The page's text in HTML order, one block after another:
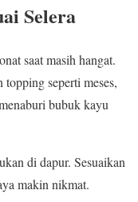
Selera
saat masih hangat.
seperti meses,
bubuk kayu
di dapur. Sesuaikan
makin nikmat.